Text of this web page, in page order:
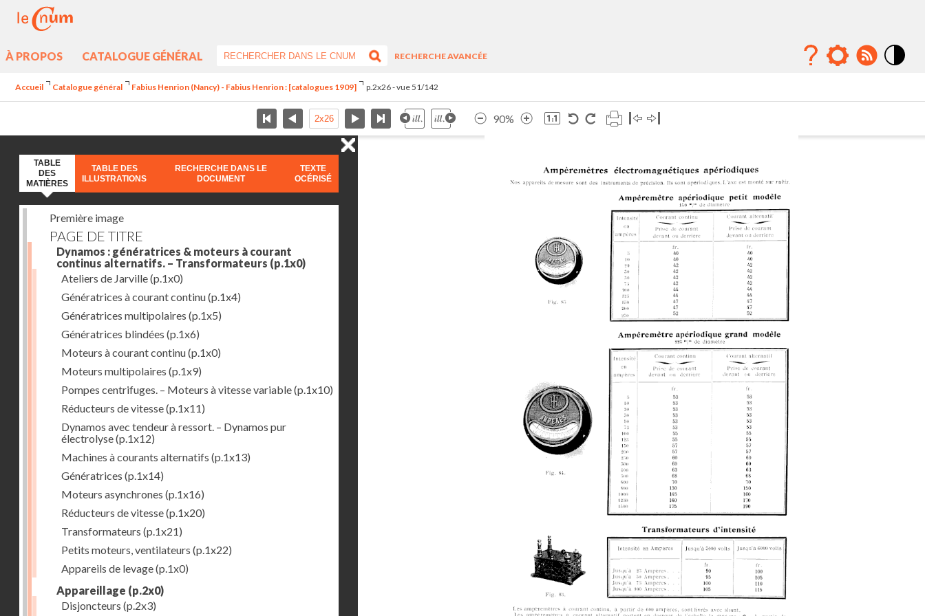
À PROPOS CATALOGUE GÉNÉRAL
RECHERCHE AVANCÉE
Accueil Catalogue général Fabius Henrion (Nancy) - Fabius Henrion : [catalogues 1909] p.2x26 - vue 51/142
90%
TABLE
DES
MATIÈRES
TABLE DES
ILLUSTRATIONS
RECHERCHE DANS LE
DOCUMENT
TEXTE
OCÉRISÉ
Première image
PAGE DE TITRE
Dynamos : génératrices & moteurs à courant
continus alternatifs. – Transformateurs (p.1x0)
Ateliers de Jarville(p.1x0)
Génératrices à courant continu(p.1x4)
Génératrices multipolaires (p.1x5)
Génératrices blindées (p.1x6)
Moteurs à courant continu(p.1x0)
Moteurs multipolaires (p.1x9)
Pompes centrifuges. – Moteurs à vitesse variable(p.1x10)
Réducteurs de vitesse(p.1x11)
Dynamos avec tendeur à ressort. – Dynamos pur
électrolyse(p.1x12)
Machines à courants alternatifs (p.1x13)
Génératrices (p.1x14)
Moteurs asynchrones (p.1x16)
Réducteurs de vitesse(p.1x20)
Transformateurs (p.1x21)
Petits moteurs, ventilateurs (p.1x22)
Appareils de levage(p.1x0)
Appareillage (p.2x0)
Disjoncteurs (p.2x3)